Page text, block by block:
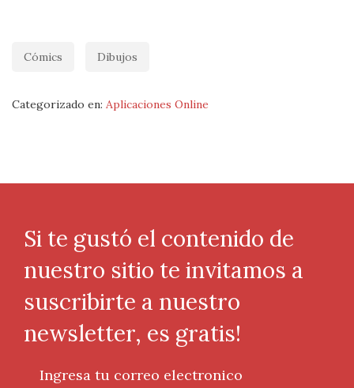
Cómics Dibujos
Categorizado en: Aplicaciones Online
Si te gustó el contenido de
nuestro sitio te invitamos a
suscribirte a nuestro
newsletter, es gratis!
Ingresa tu correo electronico